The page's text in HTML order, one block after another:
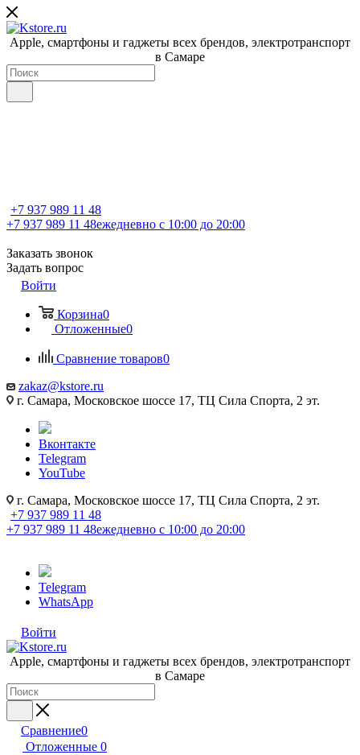
Apple, cмартфоны и гаджеты всех брендов, электротранспорт
в Самаре
+7 937 989 11 48
+7 937 989 11 48ежедневно с 10:00 до 20:00
Заказать звонок
Задать вопрос
Войти
Корзина0
Отложенные0
Сравнение товаров0
zakaz@kstore.ru
г. Самара, Московское шоссе 17, ТЦ Сила Спорта, 2 эт.
Вконтакте
Telegram
YouTube
г. Самара, Московское шоссе 17, ТЦ Сила Спорта, 2 эт.
+7 937 989 11 48
+7 937 989 11 48ежедневно с 10:00 до 20:00
Telegram
WhatsApp
Войти
Apple, cмартфоны и гаджеты всех брендов, электротранспорт
в Самаре
Сравнение0
Отложенные 0